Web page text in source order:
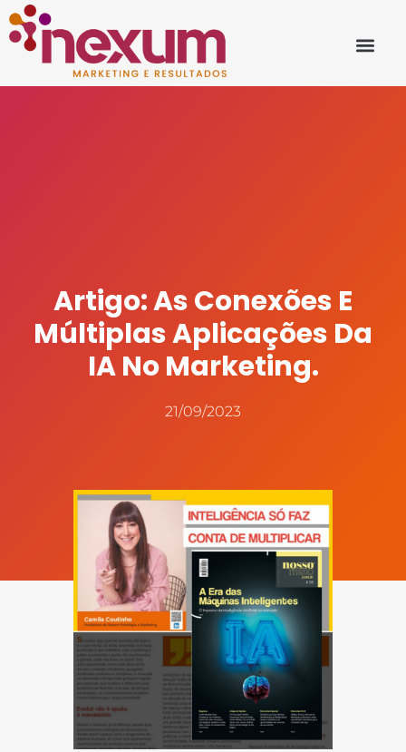
Artigo: As Conexões E
Múltiplas Aplicações Da
IA No Marketing.
21/09/2023